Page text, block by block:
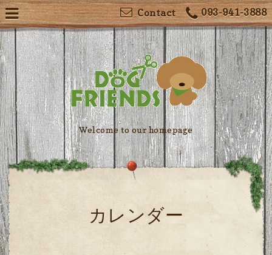
093-941-3888
Contact
Welcome to our homepage
カレンダー